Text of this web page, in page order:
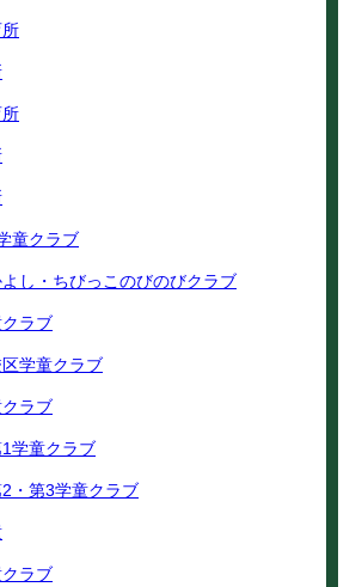
童クラブ
し・ちびっこのびのびクラブ
ラブ
学童クラブ
ラブ
学童クラブ
・第3学童クラブ
ラブ